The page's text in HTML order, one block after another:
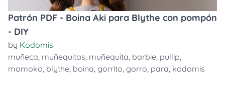
Patrón PDF - Boina Aki para Blythe con pompón
- DIY
by Kodomis
muñeca, muñequitas, muñequita, barbie, pullip,
momoko, blythe, boina, gorrito, gorro, para, kodomis